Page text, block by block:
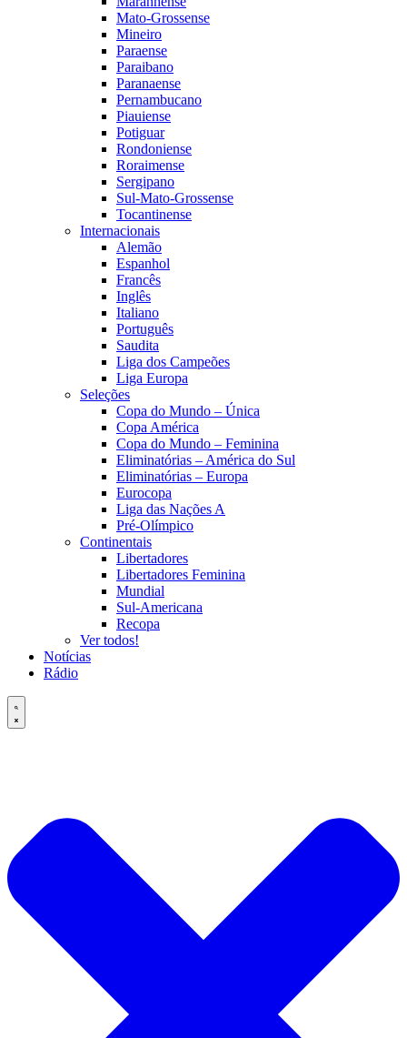
Mato-Grossense
Mineiro
Paraense
Paraibano
Paranaense
Pernambucano
Piauiense
Potiguar
Rondoniense
Roraimense
Sergipano
Sul-Mato-Grossense
Tocantinense
Internacionais
Alemão
Espanhol
Francês
Inglês
Italiano
Português
Saudita
Liga dos Campeões
Liga Europa
Seleções
Copa do Mundo – Única
Copa América
Copa do Mundo – Feminina
Eliminatórias – América do Sul
Eliminatórias – Europa
Eurocopa
Liga das Nações A
Pré-Olímpico
Continentais
Libertadores
Libertadores Feminina
Mundial
Sul-Americana
Recopa
Ver todos!
Notícias
Rádio